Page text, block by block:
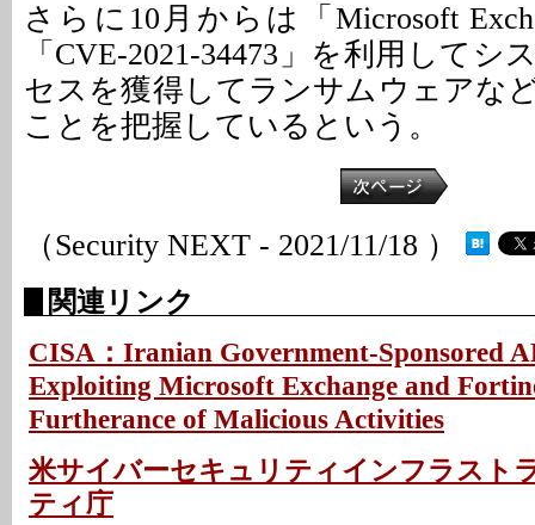
さらに10月からは「Microsoft
「CVE-2021-34473」を利用してシ
セスを獲得してランサムウェアな
ことを把握しているという。
（Security NEXT - 2021/11/18 ）
関連リンク
CISA：Iranian Government-Sponsored
Exploiting Microsoft Exchange and
Furtherance of Malicious Activities
米サイバーセキュリティインフラスト
ティ庁